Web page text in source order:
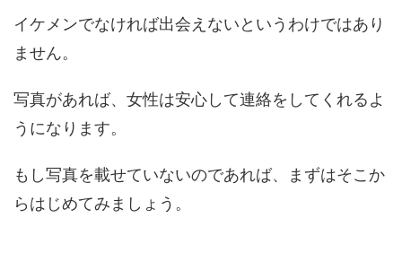
イケメンでなければ出会えないというわけではあり
ません。
写真があれば、女性は安心して連絡をしてくれるよ
うになります。
もし写真を載せていないのであれば、まずはそこか
らはじめてみましょう。